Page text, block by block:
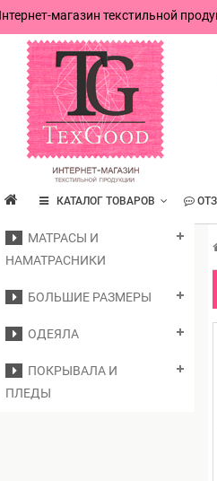
магазин текстильной
КАТАЛОГ ТОВАРОВ
МАТРАСЫ И
НАМАТРАСНИКИ
БОЛЬШИЕ РАЗМЕРЫ
ОДЕЯЛА
ПОКРЫВАЛА И
ПЛЕДЫ